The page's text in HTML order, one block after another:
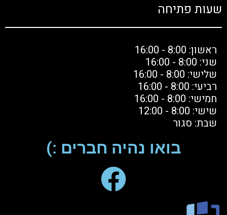
שעות פתיחה
ראשון: 8:00 - 16:00
שני: 8:00 - 16:00
שלישי: 8:00 - 16:00
רביעי: 8:00 - 16:00
חמישי: 8:00 - 16:00
שישי: 8:00 - 12:00
שבת: סגור
בואו נהיה חברים :)